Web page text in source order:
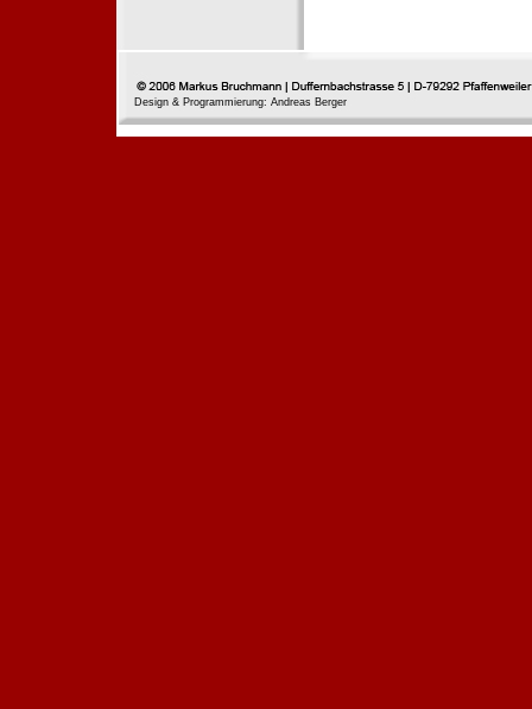
Design & Programmierung: Andreas Berger